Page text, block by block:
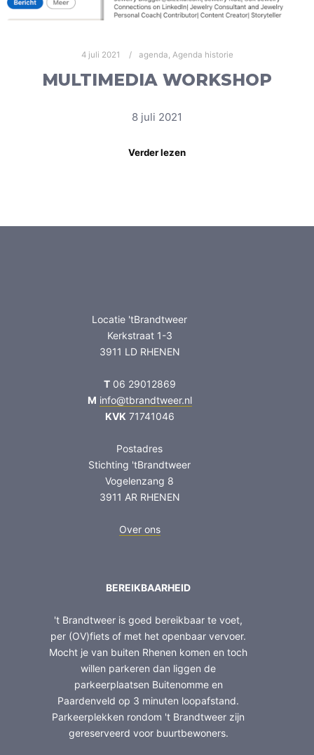
4 juli 2021 agenda Agenda historie
MULTIMEDIA WORKSHOP
8 juli 2021
Verder lezen
Locatie 'tBrandtweer
Kerkstraat 1-3
3911 LD RHENEN
T06 29012869
M info@tbrandtweer.nl
KVK 71741046
Postadres
Stichting 'tBrandtweer
Vogelenzang 8
3911 AR RHENEN
Over ons
BEREIKBAARHEID
't Brandtweer is goed bereikbaar te voet,
per (OV)fiets of met het openbaar vervoer.
Mocht je van buiten Rhenen komen en toch
willen parkeren dan liggen de
parkeerplaatsen Buitenomme en
Paardenveld op 3 minuten loopafstand.
Parkeerplekken rondom 't Brandtweer zijn
gereserveerd voor buurtbewoners.